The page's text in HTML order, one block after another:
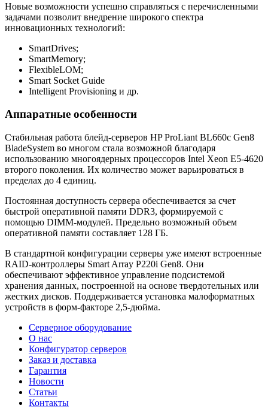
Новые возможности успешно справляться с перечисленными
задачами позволит внедрение широкого спектра
инновационных технологий:
SmartDrives;
SmartMemory;
FlexibleLOM;
Smart Socket Guide
Intelligent Provisioning и др.
Аппаратные особенности
Стабильная работа блейд-серверов HP ProLiant BL660c Gen8
BladeSystem во многом стала возможной благодаря
использованию многоядерных процессоров Intel Xeon E5-4620
второго поколения. Их количество может варьироваться в
пределах до 4 единиц.
Постоянная доступность сервера обеспечивается за счет
быстрой оперативной памяти DDR3, формируемой с
помощью DIMM-модулей. Предельно возможный объем
оперативной памяти составляет 128 ГБ.
В стандартной конфигурации серверы уже имеют встроенные
RAID-контроллеры Smart Array P220i Gen8. Они
обеспечивают эффективное управление подсистемой
хранения данных, построенной на основе твердотельных или
жестких дисков. Поддерживается установка малоформатных
устройств в форм-факторе 2,5-дюйма.
Серверное оборудование
О нас
Конфигуратор серверов
Заказ и доставка
Гарантия
Новости
Статьи
Контакты